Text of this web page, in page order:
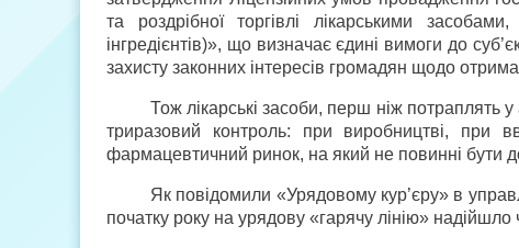
та роздрібної торгівлі лікарськими
інгредієнтів)», що визначає єдині вимоги до
захисту законних інтересів громадян щодо
Тож лікарські засоби, перш ніж потраплять
триразовий контроль: при виробництві, при
фармацевтичний ринок, на який не повинні бути
Як повідомили «Урядовому кур’єру» в
початку року на урядову «гарячу лінію» надійшло